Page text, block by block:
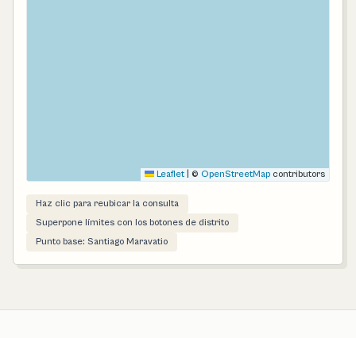
Leaflet © OpenStreetMap contributors
Haz clic para reubicar la consulta
Superpone límites con los botones de distrito
Punto base: Santiago Maravatio